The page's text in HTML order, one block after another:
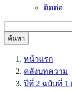
ติดต่อ
ค้นหา
หน้าแรก
คลังบทความ
ปีที่ 2 ฉบับที่ 1